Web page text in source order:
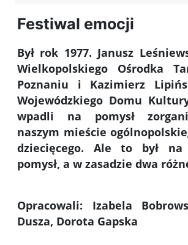
Festiwal emocji
Był rok 1977. Janusz
Wielkopolskiego Ośrodka
Poznaniu i Kazimierz
Wojewódzkiego Domu
wpadli na pomysł
naszym mieście
dziecięcego. Ale to był
pomysł, a w zasadzie dwa
Opracowali: Izabela
Dusza, Dorota Gapska